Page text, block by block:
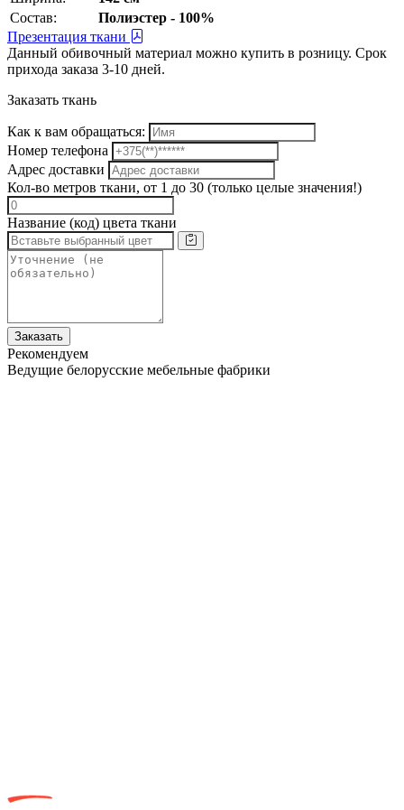
Состав:
Полиэстер - 100%
Презентация ткани
Данный обивочный материал можно купить в розницу. Срок
прихода заказа 3-10 дней.
Заказать ткань
Как к вам обращаться:
Номер телефона
Адрес доставки
Кол-во метров ткани, от 1 до 30 (только целые значения!)
Название (код) цвета ткани
Заказать
Рекомендуем
Ведущие белорусские мебельные фабрики